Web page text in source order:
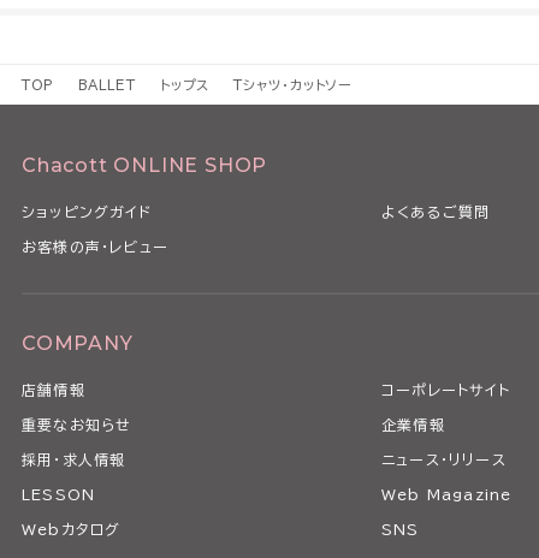
TOP BALLET トップス Tシャツ・カットソー
Chacott ONLINE SHOP
ショッピングガイド よくあるご質問
お客様の声・レビュー
COMPANY
店舗情報 コーポレートサイト
重要なお知らせ 企業情報
採用・求人情報 ニュース・リリース
LESSON Web Magazine
Webカタログ SNS